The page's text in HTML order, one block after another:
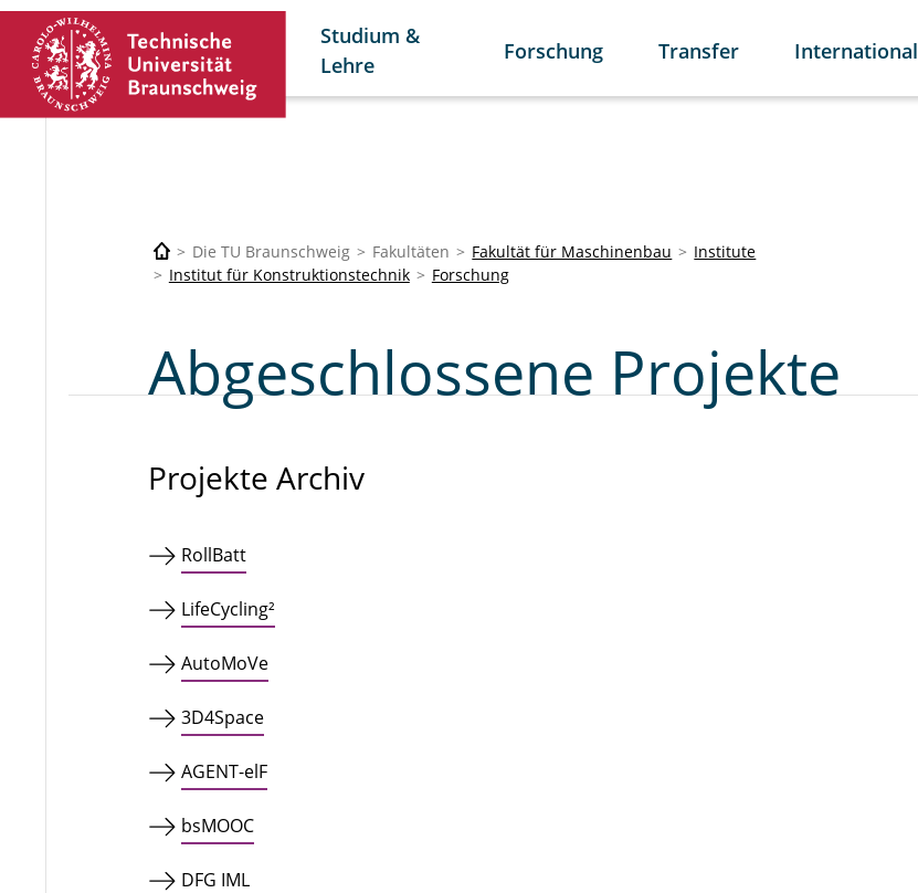
Studium &
Lehre
Forschung Transfer International
Die TU Braunschweig Fakultäten Fakultät für Maschinenbau
Institute
Institut für Konstruktionstechnik
Forschung
Abgeschlossene Projekte
Projekte Archiv
RollBatt
LifeCycling²
AutoMoVe
3D4Space
AGENT-elF
bsMOOC
DFG IML